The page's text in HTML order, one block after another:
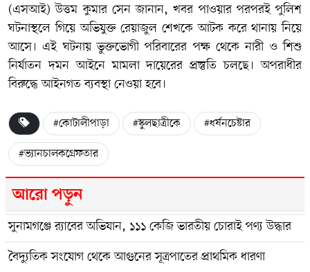
(এসআই) উত্তম কুমার সেন জানান, খবর পাওয়ার পরপরই পুলিশ
ঘটনাস্থলে গিয়ে অভিযুক্ত রেয়াজুল শেখকে আটক করে থানায় নিয়ে
আসে। এই ঘটনায় ভুক্তভোগী পরিবারের পক্ষ থেকে নারী ও শিশু
নির্যাতন দমন আইনে মামলা দায়েরের প্রস্তুতি চলছে। অপরাধীর
বিরুদ্ধে আইনগত ব্যবস্থা নেওয়া হবে।
#কোটালীপাড়া #স্কুলছাত্রীকে
#ধর্ষনচেষ্টার
#ভ্যানচালকগ্রেফতার
আরো পড়ুন
সুনামগঞ্জে র‍্যাবের অভিযান, ১১১ কেজি ভারতীয় চোরাই পণ্য উদ্ধার
বৈদ্যুতিক সংযোগ থেকে আগুনের সূত্রপাতের প্রাথমিক ধারণা